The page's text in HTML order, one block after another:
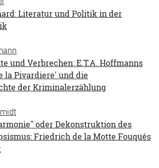
Literatur und Politik in der
und Verbrechen: E.T.A. Hoffmanns
la Pivardiere' und die
der Kriminalerzählung
oder Dekonstruktion des
Friedrich de la Motte Fouqués